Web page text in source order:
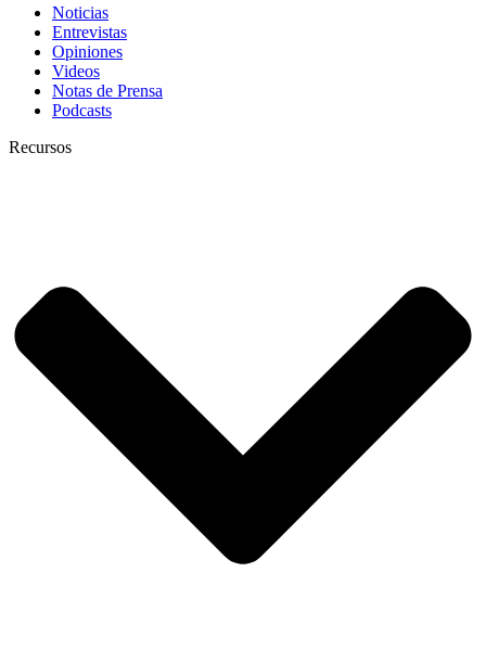
Noticias
Entrevistas
Opiniones
Videos
Notas de Prensa
Podcasts
Recursos